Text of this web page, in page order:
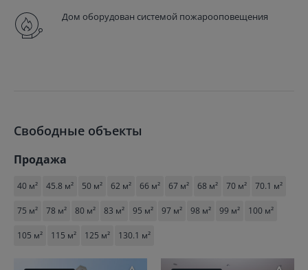
Дом оборудован системой пожарооповещения
Свободные объекты
Продажа
40 м² 45.8 м² 50 м² 62 м² 66 м² 67 м² 68 м² 70 м² 70.1 м²
75 м² 78 м² 80 м² 83 м² 95 м² 97 м² 98 м² 99 м² 100 м²
105 м² 115 м² 125 м² 130.1 м²